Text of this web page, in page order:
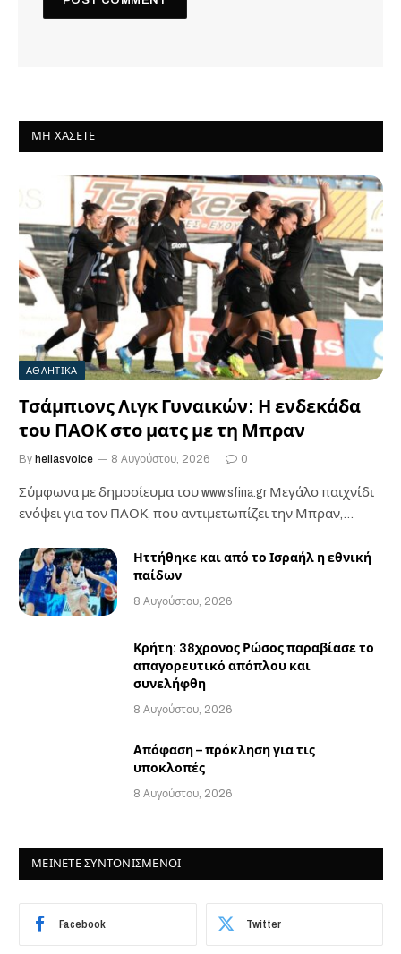
ΜΗ ΧΆΣΕΤΕ
ΑΘΛΗΤΙΚΑ
Τσάμπιονς Λιγκ Γυναικών: Η ενδεκάδα
του ΠΑΟΚ στο ματς με τη Μπραν
By hellasvoice 8 Αυγούστου, 2026 0
Σύμφωνα με δημοσίευμα του www.sfina.gr Μεγάλο παιχνίδι
ενόψει για τον ΠΑΟΚ, που αντιμετωπίζει την Μπραν,…
Ηττήθηκε και από το Ισραήλ η εθνική
παίδων
8 Αυγούστου, 2026
Κρήτη: 38χρονος Ρώσος παραβίασε το
απαγορευτικό απόπλου και
συνελήφθη
8 Αυγούστου, 2026
Απόφαση – πρόκληση για τις
υποκλοπές
8 Αυγούστου, 2026
ΜΕΙΝΕΤΕ ΣΥΝΤΟΝΙΣΜΕΝΟΙ
Facebook Twitter